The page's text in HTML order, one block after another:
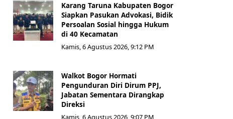
Karang Taruna Kabupaten Bogor
Siapkan Pasukan Advokasi, Bidik
Persoalan Sosial hingga Hukum
di 40 Kecamatan
Kamis, 6 Agustus 2026, 9:12 PM
Walkot Bogor Hormati
Pengunduran Diri Dirum PPJ,
Jabatan Sementara Dirangkap
Direksi